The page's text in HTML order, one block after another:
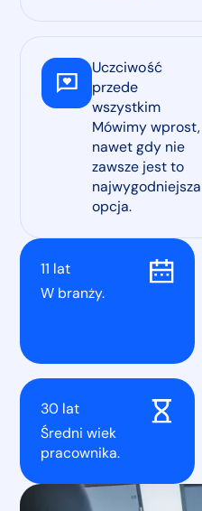
Uczciwość
przede
wszystkim
Mówimy wprost,
nawet gdy nie
zawsze jest to
najwygodniejsza
opcja.
11 lat
W branży.
30 lat
Średni wiek
pracownika.